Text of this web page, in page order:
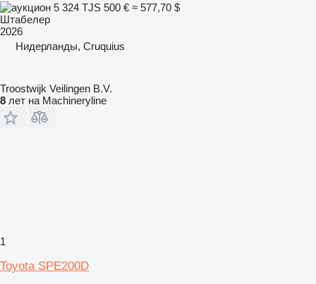
5 324 TJS 500 € ≈ 577,70 $
Штабелер
2026
Нидерланды, Cruquius
Troostwijk Veilingen B.V.
8 лет на Machineryline
1
Toyota SPE200D